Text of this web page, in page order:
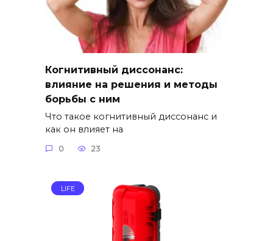
Когнитивный диссонанс:
влияние на решения и методы
борьбы с ним
Что такое когнитивный диссонанс и
как он влияет на
0 23
LIFE